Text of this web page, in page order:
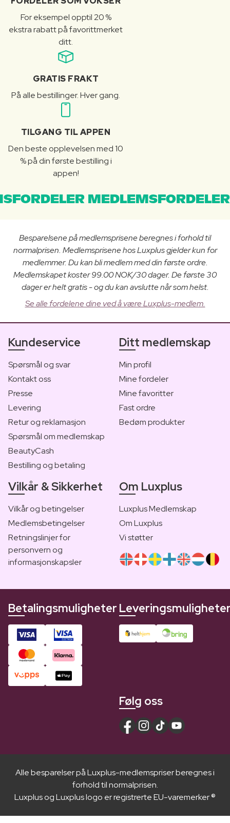
For eksempel opptil 20 %
ekstra rabatt på favorittmerket
ditt.
GRATIS FRAKT
På alle bestillinger. Hver gang.
TILGANG TIL APPEN
Den beste opplevelsen med 10
% på din første bestilling i
appen!
Besparelsene på medlemsprisene beregnes i forhold til
normalprisen. Medlemsprisene hos Luxplus gjelder kun for
medlemmer. Du kan bli medlem med din første ordre.
Medlemskapet koster 99.00 NOK/30 dager. De første 30
dager er helt gratis - og du kan avslutte når som helst.
Se alle fordelene dine ved å være Luxplus-medlem.
Kundeservice
Spørsmål og svar
Kontakt oss
Presse
Levering
Retur og reklamasjon
Spørsmål om medlemskap
BeautyCash
Bestilling og betaling
Ditt medlemskap
Min profil
Mine fordeler
Mine favoritter
Fast ordre
Bedøm produkter
Vilkår & Sikkerhet
Vilkår og betingelser
Medlemsbetingelser
Retningslinjer for
personvern og
informasjonskapsler
Om Luxplus
Luxplus Medlemskap
Om Luxplus
Vi støtter
Betalingsmuligheter
Følg oss
Alle besparelser på Luxplus-medlemspriser beregnes i
forhold til normalprisen.
Luxplus og Luxplus logo er registrerte EU-varemerker ®